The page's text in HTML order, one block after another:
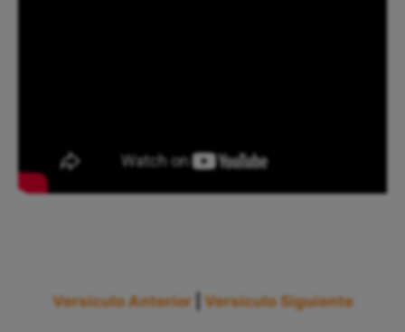
Versículo Anterior Versículo Siguiente